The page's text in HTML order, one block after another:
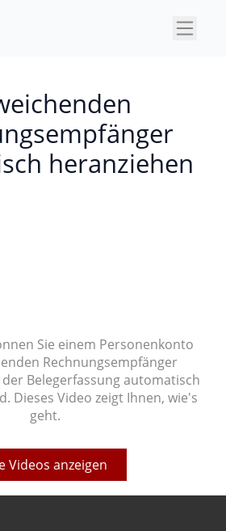
×
heranziehen
Sie einem Personenkonto
Rechnungsempfänger
Belegerfassung automatisch
Dieses Video zeigt Ihnen, wie's
geht.
Videos anzeigen